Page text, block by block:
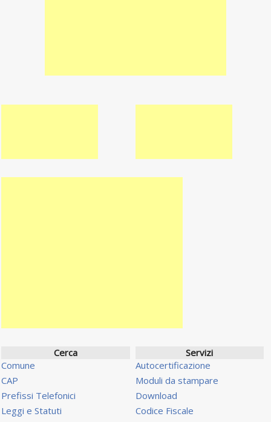
Cerca
Comune
CAP
Prefissi Telefonici
Leggi e Statuti
Servizi
Autocertificazione
Moduli da stampare
Download
Codice Fiscale